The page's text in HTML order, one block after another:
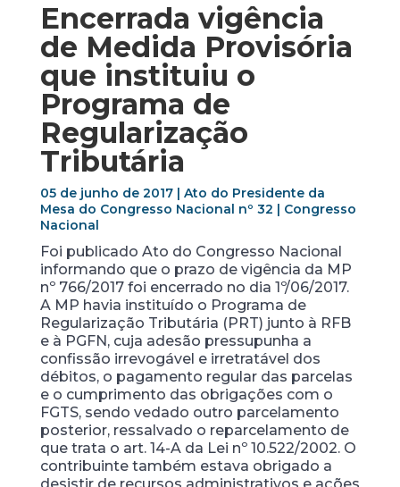
Encerrada vigência
de Medida Provisória
que instituiu o
Programa de
Regularização
Tributária
05 de junho de 2017 | Ato do Presidente da
Mesa do Congresso Nacional nº 32 | Congresso
Nacional
Foi publicado Ato do Congresso Nacional
informando que o prazo de vigência da MP
nº 766/2017 foi encerrado no dia 1º/06/2017.
A MP havia instituído o Programa de
Regularização Tributária (PRT) junto à RFB
e à PGFN, cuja adesão pressupunha a
confissão irrevogável e irretratável dos
débitos, o pagamento regular das parcelas
e o cumprimento das obrigações com o
FGTS, sendo vedado outro parcelamento
posterior, ressalvado o reparcelamento de
que trata o art. 14-A da Lei nº 10.522/2002. O
contribuinte também estava obrigado a